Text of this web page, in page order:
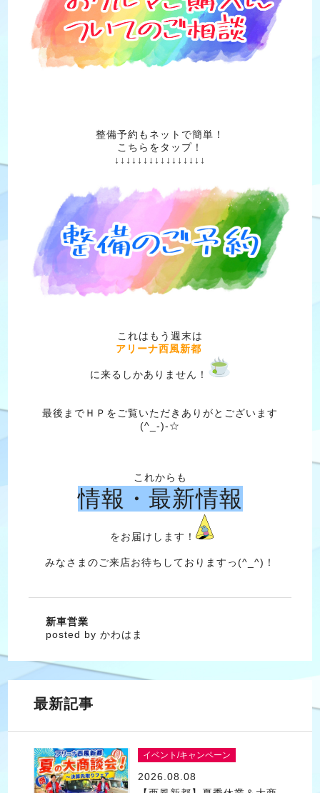
整備予約もネットで簡単！
こちらをタップ！
↓↓↓↓↓↓↓↓↓↓↓↓↓↓↓↓
これはもう週末は
アリーナ西風新都
に来るしかありません！
最後までＨＰをご覧いただきありがとございます
(^_-)-☆
これからも
情報・最新情報
をお届けします！
みなさまのご来店お待ちしておりますっ(^_^)！
新車営業
posted by かわはま
最新記事
イベント/キャンペーン
2026.08.08